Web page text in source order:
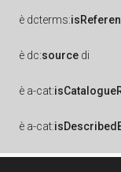
è dcterms:
è dc:source di
è a-cat:
è a-cat: